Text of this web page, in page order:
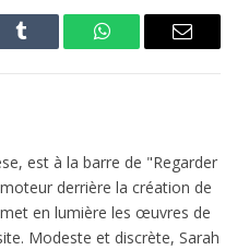
Tumblr WhatsAppEmail
est à la barre de "Regarder
derrière la création de
en lumière les œuvres de
Modeste et discrète, Sarah